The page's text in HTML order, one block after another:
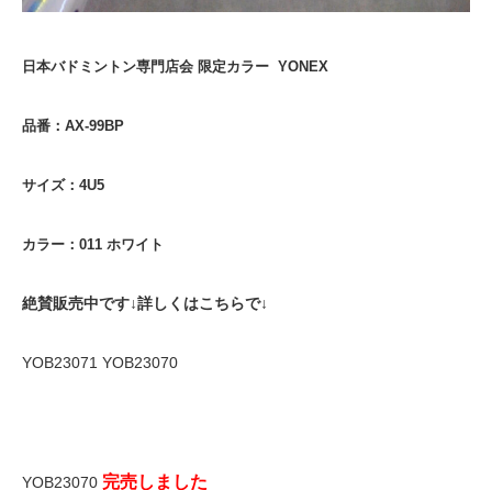
日本バドミントン専門店会 限定カラー YONEX
品番：AX-99BP
サイズ：4U5
カラー：011 ホワイト
絶賛販売中です↓詳しくはこちらで↓
YOB23071 YOB23070
YOB23070 完売しました